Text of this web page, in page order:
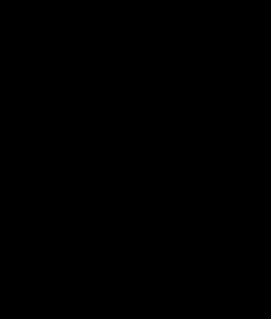
декоративный прием.
экзотическое. И даже вполне
соответственно требованиям
экстерьера дома родом из
Ведь переменчивый климат